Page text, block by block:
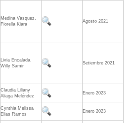
Medina Vásquez,
Fiorella Kiara
Agosto 2021
Livia Encalada,
Willy Samir
Setiembre 2021
Claudia Liliany
Aliaga Meléndez
Enero 2023
Cynthia Melissa
Elias Ramos
Enero 2023